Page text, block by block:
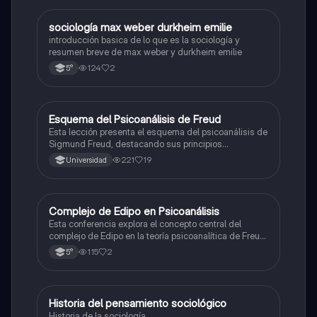
Historia
sociología max weber durkheim emilie
introducción basica de lo que es la sociología y
resumen breve de max weber y durkheim emilie
5° 124 2
Filosofía
Esquema del Psicoanálisis de Freud
Esta lección presenta el esquema del psicoanálisis de
Sigmund Freud, destacando sus principios
fundamentales y el propósito de presentar los
resultados de observaciones y experiencias.
Universidad 221 19
Filosofía
Complejo de Edipo en Psicoanálisis
Esta conferencia explora el concepto central del
complejo de Edipo en la teoría psicoanalítica de Freud,
incluyendo deseos amorosos y hostiles hacia los
padres.
5° 115 2
Filosofía
Historia del pensamiento sociológico